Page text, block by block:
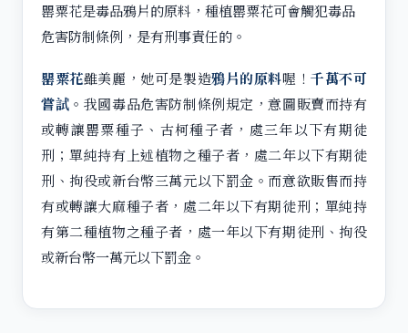
罌粟花是毒品鴉片的原料，種植罌粟花可會觸犯毒品
危害防制條例，是有刑事責任的。
罌粟花雖美麗，她可是製造鴉片的原料喔！千萬不可
嘗試 。我國毒品危害防制條例規定，意圖販賣而持有
或轉讓罌粟種子、古柯種子者，處三年以下有期徒
刑；單純持有上述植物之種子者，處二年以下有期徒
刑、拘役或新台幣三萬元以下罰金。而意欲販售而持
有或轉讓大麻種子者，處二年以下有期徒刑；單純持
有第二種植物之種子者，處一年以下有期徒刑、拘役
或新台幣一萬元以下罰金。